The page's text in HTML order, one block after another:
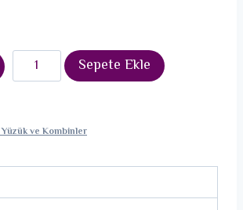
Gold
Renk
Kemik
Kadın
Sepete Ekle
ve Kombinler